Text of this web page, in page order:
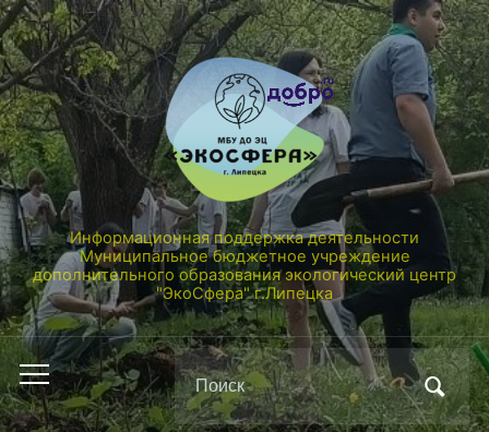
Информационная поддержка деятельности
Муниципальное бюджетное учреждение
дополнительного образования экологический центр
"ЭкоСфера" г.Липецка
Переключить
мобильное
Поиск
по: